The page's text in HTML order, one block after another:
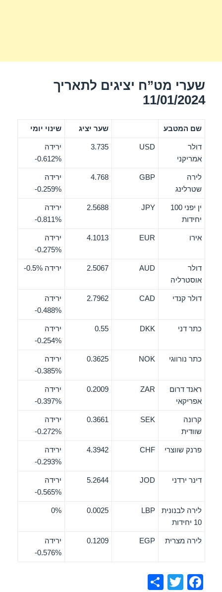
שערי מט”ח יציגים לתאריך
11/01/2024
שם המטבע שער יציג שינוי יומי
דולר
אמריקני
USD
3.735
ירידה
‎-0.612%
לירה
שטרלינג
GBP
4.768
ירידה
‎-0.259%
ין יפני 100
יחידות
JPY
2.5688
ירידה
‎-0.811%
אירו EUR
4.1013
ירידה
‎-0.275%
דולר
אוסטרליה
AUD
2.5067 ירידה ‎-0.5%
דולר קנדי CAD
2.7962
ירידה
‎-0.488%
כתר דני DKK
0.55
ירידה
‎-0.254%
כתר נורווגי NOK
0.3625
ירידה
‎-0.385%
ראנד דרום
אפריקאי
ZAR
0.2009
ירידה
‎-0.397%
קרונה
שוודית
SEK
0.3661
ירידה
‎-0.272%
פרנק שווצרי CHF
4.3942
ירידה
‎-0.293%
דינר ירדני JOD
5.2644
ירידה
‎-0.565%
לירה לבנונית
10 יחידות
LBP
0.0025
0%
לירה מצרית EGP
0.1209
ירידה
‎-0.576%
F
T